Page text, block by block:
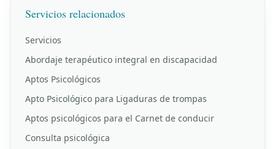
Servicios relacionados
Servicios
Abordaje terapéutico integral en discapacidad
Aptos Psicológicos
Apto Psicológico para Ligaduras de trompas
Aptos psicológicos para el Carnet de conducir
Consulta psicológica